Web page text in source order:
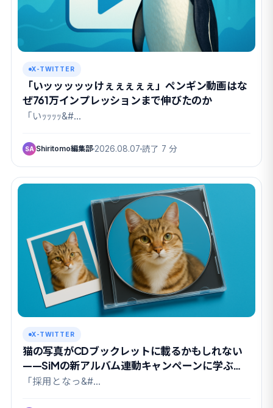
X-TWITTER
「いッッッッッけぇぇぇぇぇ」ペンギン動画はな
ぜ761万インプレッションまで伸びたのか
「いｯｯｯｯ&#…
SA Shiritomo編集部 2026.08.07 読了 7 分
X-TWITTER
猫の写真がCDブックレットに載るかもしれない
——SiMの新アルバム連動キャンペーンに学ぶ
UGC設計
「採用となっ&#…